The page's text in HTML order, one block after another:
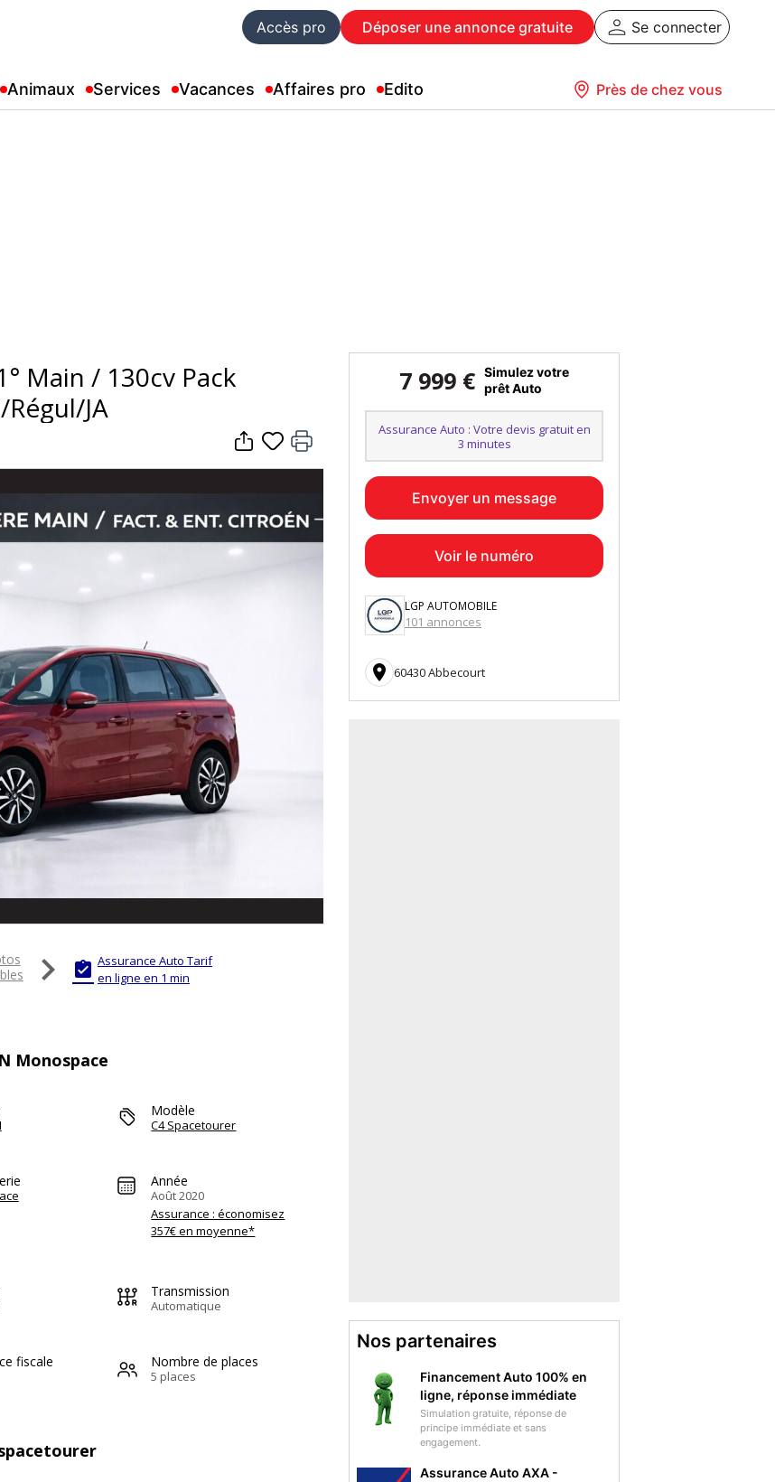
Accès pro Déposer une annonce gratuite Se connecter
Animaux Services Vacances Affaires pro Edito Près de chez vous
Main / 130cv Pack
JA
  Assurance Auto Tarif
en ligne en 1 min
Monospace
Modèle
C4 Spacetourer
Année
Août 2020
Assurance : économisez
357€ en moyenne*
Transmission
Automatique
fiscale Nombre de places
5 places
7 999 € Simulez votre
prêt Auto
Assurance Auto : Votre devis gratuit en
3 minutes
Envoyer un message
Voir le numéro
LGP AUTOMOBILE
101 annonces
 60430 Abbecourt
Nos partenaires
Financement Auto 100% en
ligne, réponse immédiate
Simulation gratuite, réponse de
principe immédiate et sans
engagement.
Assurance Auto AXA -